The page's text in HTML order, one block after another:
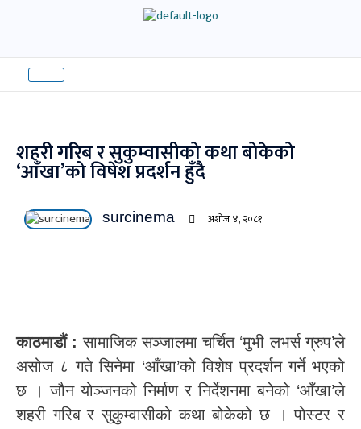
शहरी गरिब र सुकुम्वासीको कथा बोकेको
‘आँखा’को विषेश प्रदर्शन हुँदै
surcinema अशोज ४, २०८१
काठमाडौं :सामाजिक सञ्जालमा चर्चित ‘मुभी लभर्स ग्रुप’ले
असोज ८ गते सिनेमा ‘आँखा’को विशेष प्रदर्शन गर्ने भएको
छ । जौन योञ्जनको निर्माण र निर्देशनमा बनेको ‘आँखा’ले
शहरी गरिब र सुकुम्वासीको कथा बोकेको छ । पोस्टर र